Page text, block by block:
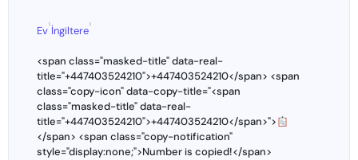
Ev
›
İngiltere
›
<span class="masked-title" data-real-
title="+447403524210">+447403524210</span> <span
class="copy-icon" data-copy-title="<span
class="masked-title" data-real-
title="+447403524210">+447403524210</span>">
</span> <span class="copy-notification"
style="display:none;">Number is copied!</span>